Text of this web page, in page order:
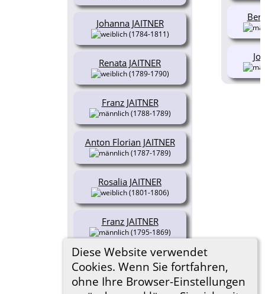
Diese Website verwendet
Cookies. Wenn Sie fortfahren,
ohne Ihre Browser-Einstellungen
Johanna JAITNER
(1784-1811)
Renata JAITNER
(1789-1790)
Franz JAITNER
(1788-1789)
Anton Florian JAITNER
(1787-1789)
Rosalia JAITNER
(1801-1806)
Franz JAITNER
(1795-1869)
Anton JAITNER
(1806- )